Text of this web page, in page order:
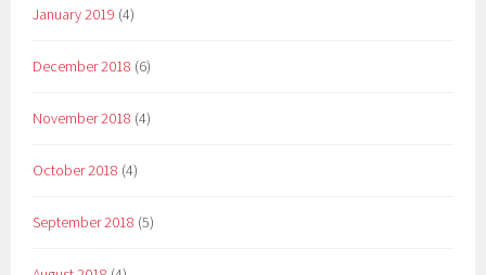
January 2019 (4)
December 2018 (6)
November 2018 (4)
October 2018 (4)
September 2018 (5)